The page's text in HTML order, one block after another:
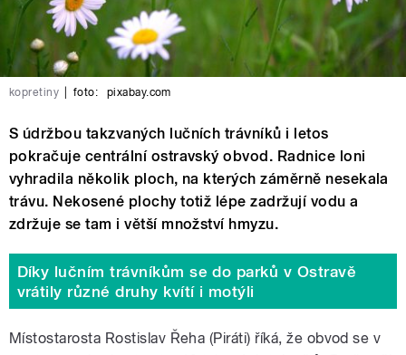
kopretiny foto: pixabay.com
S údržbou takzvaných lučních trávníků i letos
pokračuje centrální ostravský obvod. Radnice loni
vyhradila několik ploch, na kterých záměrně nesekala
trávu. Nekosené plochy totiž lépe zadržují vodu a
zdržuje se tam i větší množství hmyzu.
Díky lučním trávníkům se do parků v Ostravě
vrátily různé druhy kvítí i motýli
Místostarosta Rostislav Řeha (Piráti) říká, že obvod se v